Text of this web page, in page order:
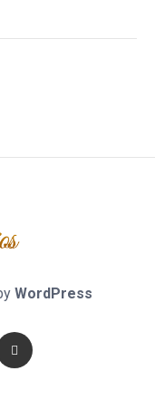
WordPress